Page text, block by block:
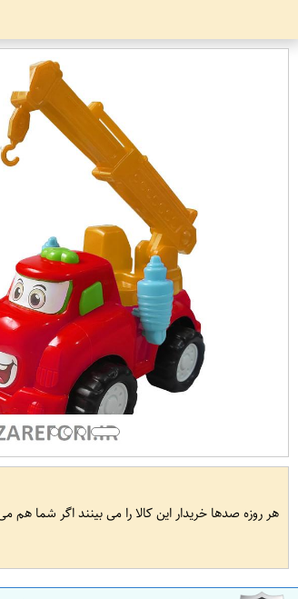
هر روزه صدها خریدار این کالا را می بینند اگر شما هم می